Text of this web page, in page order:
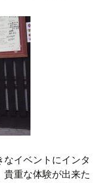
イベントにインタ
貴重な体験が出来た